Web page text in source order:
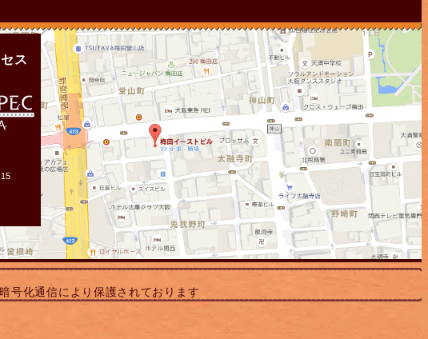
ス
号化通信により保護されております